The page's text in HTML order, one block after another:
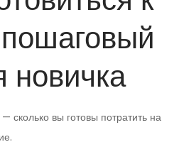
новичка
— сколько вы готовы потратить на